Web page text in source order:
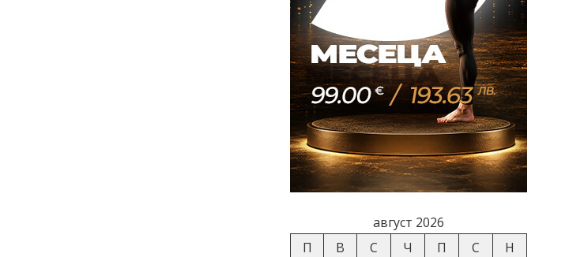
август 2026
П
В С Ч П С
Н